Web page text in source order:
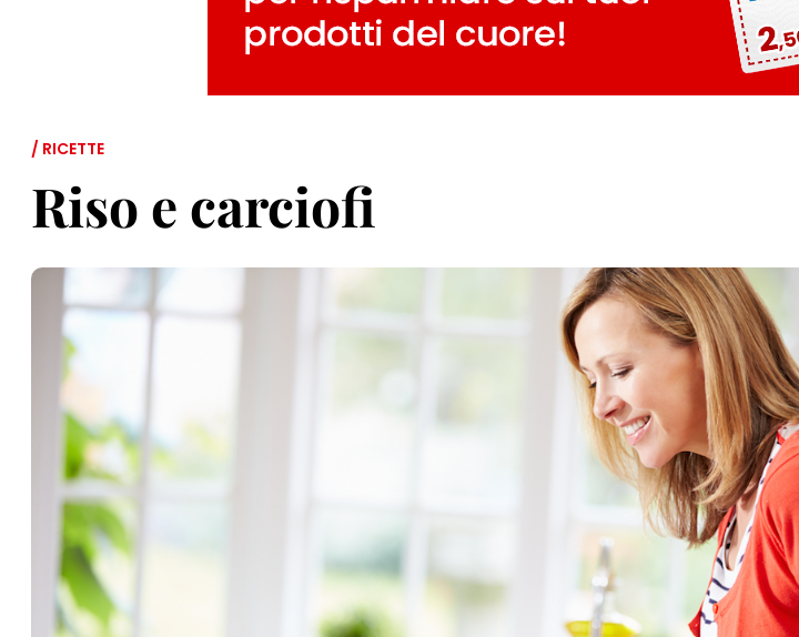
/ RICETTE
Riso e carciofi